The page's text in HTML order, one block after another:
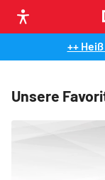
++
Unsere